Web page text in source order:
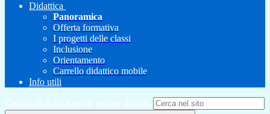
Didattica
Panoramica
Offerta formativa
I progetti delle classi
Inclusione
Orientamento
Carrello didattico mobile
Info utili
Campo di ricerca per le pagine del sito